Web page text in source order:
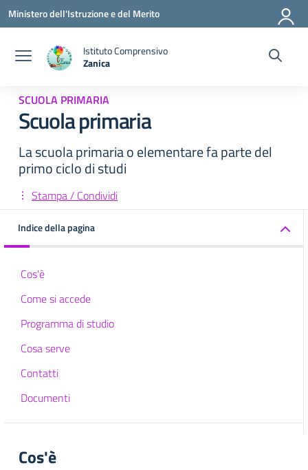
Vai ai contenuti
Vai al menu di navigazione
Vai al footer
Ministero dell'Istruzione e del Merito
Istituto Comprensivo
Zanica
SCUOLA PRIMARIA
Scuola primaria
La scuola primaria o elementare fa parte del
primo ciclo di studi
Stampa / Condividi
Indice della pagina
Cos'è
Come si accede
Programma di studio
Cosa serve
Contatti
Documenti
Cos'è